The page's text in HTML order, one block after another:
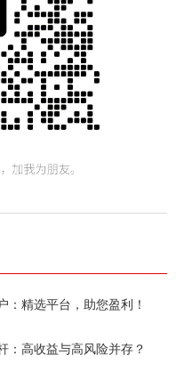
精选平台，助您盈利！
：高收益与高风险并存？